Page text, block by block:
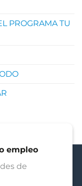
PROGRAMA TU
empleo
de